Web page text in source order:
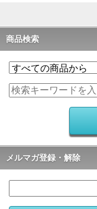
商品検索
メルマガ登録・解除